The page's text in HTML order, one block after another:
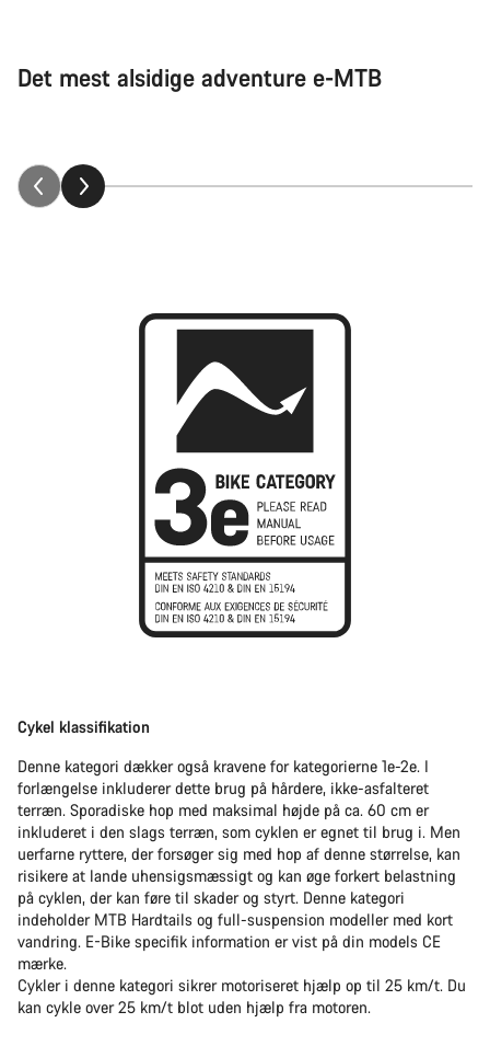
Det mest alsidige adventure e-MTB
Neuron:ON forklaret
Cykel klassifikation
Denne kategori dækker også kravene for kategorierne 1e-2e. I
forlængelse inkluderer dette brug på hårdere, ikke-asfalteret
terræn. Sporadiske hop med maksimal højde på ca. 60 cm er
inkluderet i den slags terræn, som cyklen er egnet til brug i. Men
uerfarne ryttere, der forsøger sig med hop af denne størrelse, kan
risikere at lande uhensigsmæssigt og kan øge forkert belastning
på cyklen, der kan føre til skader og styrt. Denne kategori
indeholder MTB Hardtails og full-suspension modeller med kort
vandring. E-Bike specifik information er vist på din models CE
mærke.
Cykler i denne kategori sikrer motoriseret hjælp op til 25 km/t. Du
kan cykle over 25 km/t blot uden hjælp fra motoren.